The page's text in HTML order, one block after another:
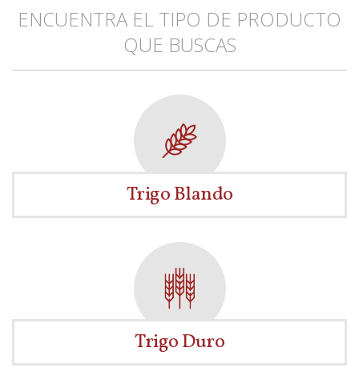
ENCUENTRA EL TIPO DE PRODUCTO
QUE BUSCAS
Trigo Blando
Trigo Duro